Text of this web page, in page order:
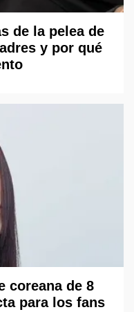
de la pelea de
y por qué
coreana de 8
para los fans